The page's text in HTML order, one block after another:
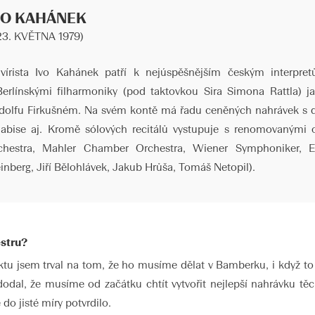
KAHÁNEK
KVĚTNA 1979)
Ivo Kahánek patří k nejúspěšnějším českým
filharmoniky (pod taktovkou Sira Simona Rattla)
Firkušném. Na svém kontě má řadu ceněných nahrávek s
aj. Kromě sólových recitálů vystupuje s renomovanými
Mahler Chamber Orchestra, Wiener Symphoniker,
Jiří Bělohlávek, Jakub Hrůša, Tomáš Netopil).
jsem trval na tom, že ho musíme dělat v Bamberku, i když
že musíme od začátku chtít vytvořit nejlepší nahrávku
do jisté míry potvrdilo.